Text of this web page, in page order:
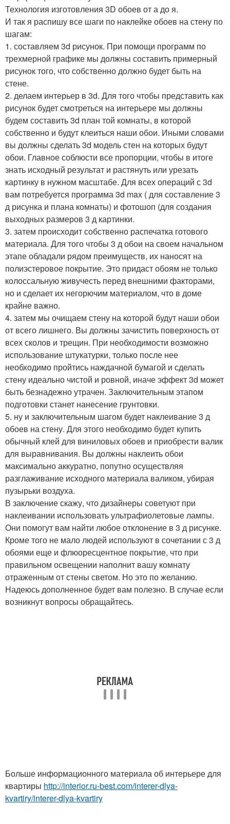
Технология изготовления 3D обоев от а до я.
И так я распишу все шаги по наклейке обоев на стену по
шагам:
1. составляем 3d рисунок. При помощи программ по
трехмерной графике мы должны составить примерный
рисунок того, что собственно должно будет быть на
стене.
2. делаем интерьер в 3d. Для того чтобы представить как
рисунок будет смотреться на интерьере мы должны
будем составить 3d план той комнаты, в которой
собственно и будут клеиться наши обои. Иными словами
вы должны сделать 3d модель стен на которых будут
обои. Главное соблюсти все пропорции, чтобы в итоге
знать исходный результат и растянуть или урезать
картинку в нужном масштабе. Для всех операций с 3d
вам потребуется программа 3d max ( для составление 3
д рисунка и плана комнаты) и фотошоп (для создания
выходных размеров 3 д картинки.
3. затем происходит собственно распечатка готового
материала. Для того чтобы 3 д обои на своем начальном
этапе обладали рядом преимуществ, их наносят на
полиэстеровое покрытие. Это придаст обоям не только
колоссальную живучесть перед внешними факторами,
но и сделает их негорючим материалом, что в доме
крайне важно.
4. затем мы очищаем стену на которой будут наши обои
от всего лишнего. Вы должны зачистить поверхность от
всех сколов и трещин. При необходимости возможно
использование штукатурки, только после нее
необходимо пройтись наждачной бумагой и сделать
стену идеально чистой и ровной, иначе эффект 3d может
быть безнадежно утрачен. Заключительным этапом
подготовки станет нанесение грунтовки.
5. ну и заключительным шагом будет наклеивание 3 д
обоев на стену. Для этого необходимо будет купить
обычный клей для виниловых обоев и приобрести валик
для выравнивания. Вы должны наклеить обои
максимально аккуратно, попутно осуществляя
разглаживание исходного материала валиком, убирая
пузырьки воздуха.
В заключение скажу, что дизайнеры советуют при
наклеивании использовать ультрафиолетовые лампы.
Они помогут вам найти любое отклонение в 3 д рисунке.
Кроме того не мало людей используют в сочетании с 3 д
обоями еще и флюоресцентное покрытие, что при
правильном освещении наполнит вашу комнату
отраженным от стены светом. Но это по желанию.
Надеюсь дополненное будет вам полезно. В случае если
возникнут вопросы обращайтесь.
Больше информационного материала об интерьере для
квартиры http://interior.ru-best.com/interer-dlya-
kvartiry/interer-dlya-kvartiry